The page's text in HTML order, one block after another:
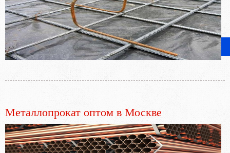
Металлопрокат оптом в Москве